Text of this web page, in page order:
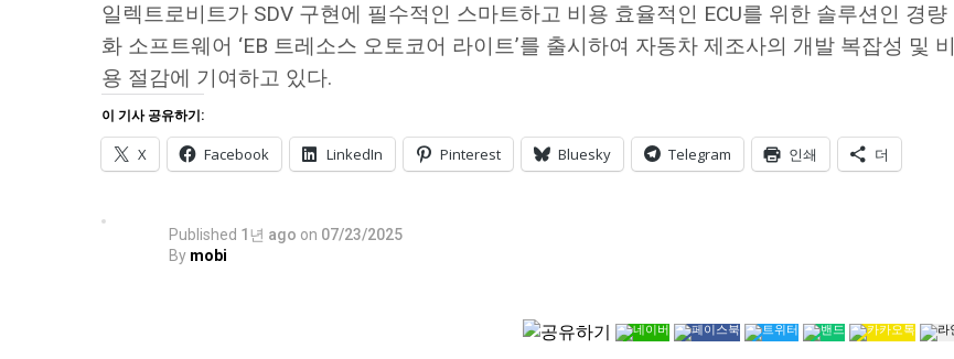
일렉트로비트가 SDV 구현에 필수적인 스마트하고 비용 효율적인 ECU를 위한 솔루션인 경량
화 소프트웨어 ‘EB 트레소스 오토코어 라이트’를 출시하여 자동차 제조사의 개발 복잡성 및 비
용 절감에 기여하고 있다.
이 기사 공유하기:
X Facebook LinkedIn Pinterest Bluesky Telegram 인쇄 더
Published 1년 ago on 07/23/2025
By mobi